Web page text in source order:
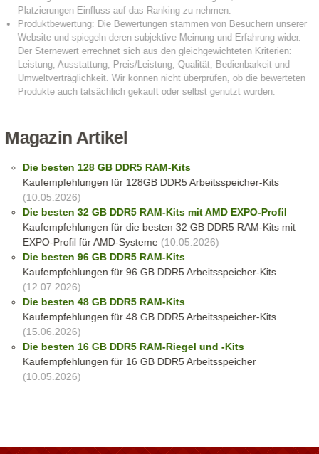
Magazin Artikel
Die besten 128 GB DDR5 RAM-Kits
Kaufempfehlungen für 128GB DDR5 Arbeitsspeicher-Kits
(10.05.2026)
Die besten 32 GB DDR5 RAM-Kits mit AMD EXPO-Profil
Kaufempfehlungen für die besten 32 GB DDR5 RAM-Kits mit
EXPO-Profil für AMD-Systeme (10.05.2026)
Die besten 96 GB DDR5 RAM-Kits
Kaufempfehlungen für 96 GB DDR5 Arbeitsspeicher-Kits
(12.07.2026)
Die besten 48 GB DDR5 RAM-Kits
Kaufempfehlungen für 48 GB DDR5 Arbeitsspeicher-Kits
(15.06.2026)
Die besten 16 GB DDR5 RAM-Riegel und -Kits
Kaufempfehlungen für 16 GB DDR5 Arbeitsspeicher
(10.05.2026)